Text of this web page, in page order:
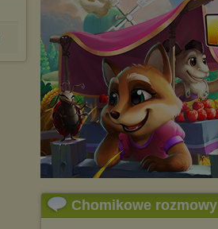
W przypadku braku twojej zgody na
prosimy o opuszczenie serwisu chomikuj.pl.
Wykorzystanie plików cookiesprzez
(dostosowanie reklam do Twoich potrzeb,
marketingowych).
Wyrażenie sprzeciwu spowoduje, że
będzie dopasowana do Twoich
wyświetlona przypadkowo.
Istnieje możliwość zmiany ustawień
sposób uniemożliwiający
urządzeniu końcowym. Można
dokonując odpowiednich zmian w
Pełną informację na ten temat
Chomikowe rozmowy